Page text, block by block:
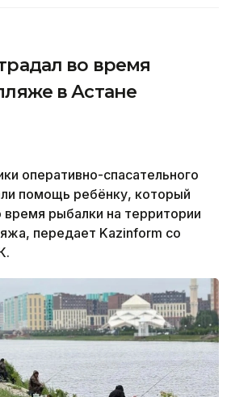
во время
в Астане
оперативно-спасательного
помощь ребёнку, который
время рыбалки на территории
передает Kazinform со